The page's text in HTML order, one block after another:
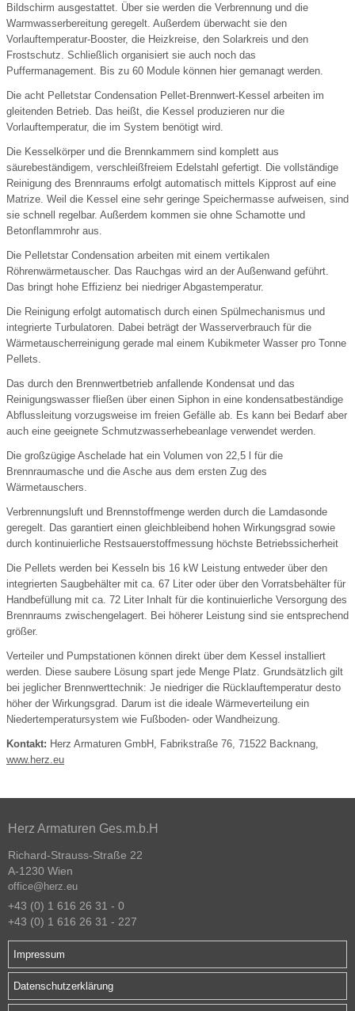
Bildschirm ausgestattet. Über sie werden die Verbrennung und die
Warmwasserbereitung geregelt. Außerdem überwacht sie den
Vorlauftemperatur-Booster, die Heizkreise, den Solarkreis und den
Frostschutz. Schließlich organisiert sie auch noch das
Puffermanagement. Bis zu 60 Module können hier gemanagt werden.
Die acht Pelletstar Condensation Pellet-Brennwert-Kessel arbeiten im
gleitenden Betrieb. Das heißt, die Kessel produzieren nur die
Vorlauftemperatur, die im System benötigt wird.
Die Kesselkörper und die Brennkammern sind komplett aus
säurebeständigem, verschleißfreiem Edelstahl gefertigt. Die vollständige
Reinigung des Brennraums erfolgt automatisch mittels Kipprost auf eine
Matrize. Weil die Kessel eine sehr geringe Speichermasse aufweisen, sind
sie schnell regelbar. Außerdem kommen sie ohne Schamotte und
Betonflammrohr aus.
Die Pelletstar Condensation arbeiten mit einem vertikalen
Röhrenwärmetauscher. Das Rauchgas wird an der Außenwand geführt.
Das bringt hohe Effizienz bei niedriger Abgastemperatur.
Die Reinigung erfolgt automatisch durch einen Spülmechanismus und
integrierte Turbulatoren. Dabei beträgt der Wasserverbrauch für die
Wärmetauscherreinigung gerade mal einem Kubikmeter Wasser pro Tonne
Pellets.
Das durch den Brennwertbetrieb anfallende Kondensat und das
Reinigungswasser fließen über einen Siphon in eine kondensatbeständige
Abflussleitung vorzugsweise im freien Gefälle ab. Es kann bei Bedarf aber
auch eine geeignete Schmutzwasserhebeanlage verwendet werden.
Die großzügige Aschelade hat ein Volumen von 22,5 l für die
Brennraumasche und die Asche aus dem ersten Zug des
Wärmetauschers.
Verbrennungsluft und Brennstoffmenge werden durch die Lamdasonde
geregelt. Das garantiert einen gleichbleibend hohen Wirkungsgrad sowie
durch kontinuierliche Restsauerstoffmessung höchste Betriebssicherheit
Die Pellets werden bei Kesseln bis 16 kW Leistung entweder über den
integrierten Saugbehälter mit ca. 67 Liter oder über den Vorratsbehälter für
Handbefüllung mit ca. 72 Liter Inhalt für die kontinuierliche Versorgung des
Brennraums zwischengelagert. Bei höherer Leistung sind sie entsprechend
größer.
Verteiler und Pumpstationen können direkt über dem Kessel installiert
werden. Diese saubere Lösung spart jede Menge Platz. Grundsätzlich gilt
bei jeglicher Brennwerttechnik: Je niedriger die Rücklauftemperatur desto
höher der Wirkungsgrad. Darum ist die ideale Wärmeverteilung ein
Niedertemperatursystem wie Fußboden- oder Wandheizung.
Kontakt: Herz Armaturen GmbH, Fabrikstraße 76, 71522 Backnang,
www.herz.eu
Herz Armaturen Ges.m.b.H
Richard-Strauss-Straße 22
A-1230 Wien
office@herz.eu
+43 (0) 1 616 26 31 - 0
+43 (0) 1 616 26 31 - 227
Impressum
Datenschutzerklärung